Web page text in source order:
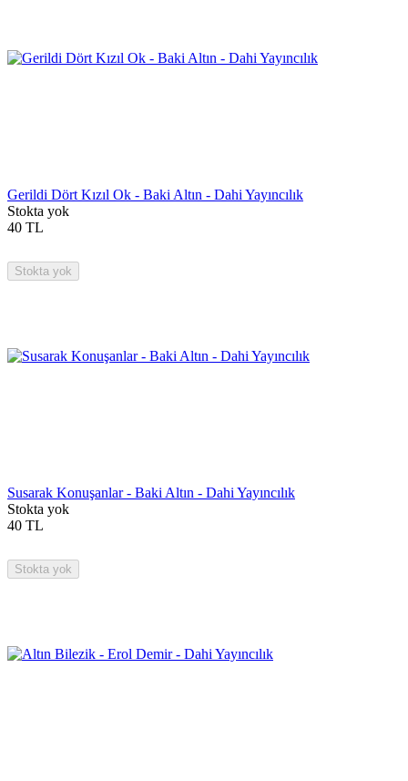
Gerildi Dört Kızıl Ok - Baki Altın - Dahi Yayıncılık
Stokta yok
40 TL
Stokta yok
Susarak Konuşanlar - Baki Altın - Dahi Yayıncılık
Stokta yok
40 TL
Stokta yok